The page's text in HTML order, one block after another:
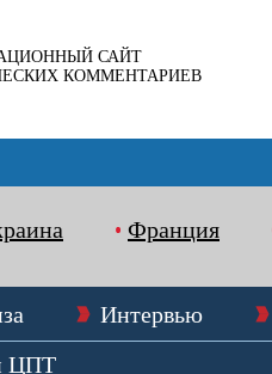
САЙТ
КОММЕНТАРИЕВ
Франция
Интервью
ЦПТ